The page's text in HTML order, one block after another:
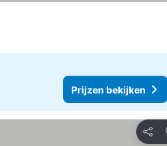
Prijzen bekijken
Delen